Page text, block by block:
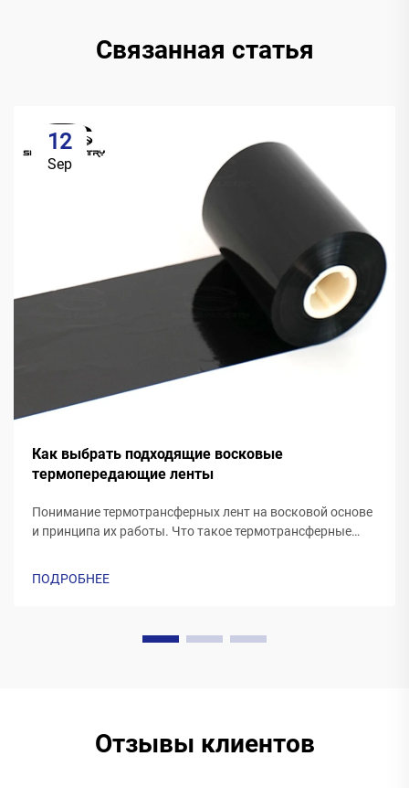
Связанная статья
12
Sep
Как выбрать подходящие восковые
термопередающие ленты
Понимание термотрансферных лент на восковой основе
и принципа их работы. Что такое термотрансферные
полиэфирную основу, покрытую специальной восковой
ПОДРОБНЕЕ
Отзывы клиентов